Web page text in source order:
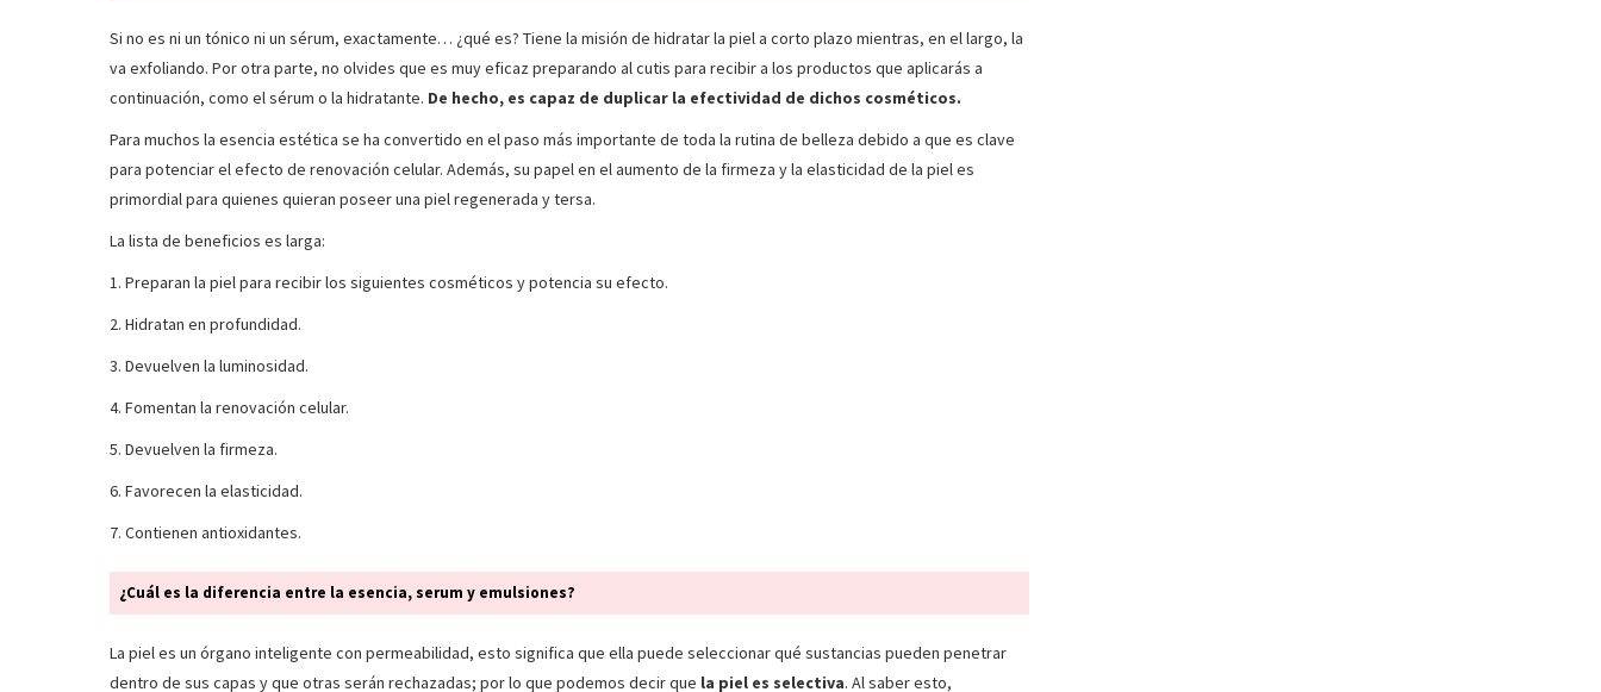
Si no es ni un tónico ni un sérum, exactamente… ¿qué es? Tiene la misión de hidratar la piel a corto plazo mientras, en el largo, la
va exfoliando. Por otra parte, no olvides que es muy eficaz preparando al cutis para recibir a los productos que aplicarás a
continuación, como el sérum o la hidratante. De hecho, es capaz de duplicar la efectividad de dichos cosméticos.
Para muchos la esencia estética se ha convertido en el paso más importante de toda la rutina de belleza debido a que es clave
para potenciar el efecto de renovación celular. Además, su papel en el aumento de la firmeza y la elasticidad de la piel es
primordial para quienes quieran poseer una piel regenerada y tersa.
La lista de beneficios es larga:
1. Preparan la piel para recibir los siguientes cosméticos y potencia su efecto.
2. Hidratan en profundidad.
3. Devuelven la luminosidad.
4. Fomentan la renovación celular.
5. Devuelven la firmeza.
6. Favorecen la elasticidad.
7. Contienen antioxidantes.
¿Cuál es la diferencia entre la esencia, serum y emulsiones?
La piel es un órgano inteligente con permeabilidad, esto significa que ella puede seleccionar qué sustancias pueden penetrar
dentro de sus capas y que otras serán rechazadas; por lo que podemos decir que la piel es selectiva. Al saber esto,